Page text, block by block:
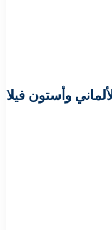
وأستون فيلا